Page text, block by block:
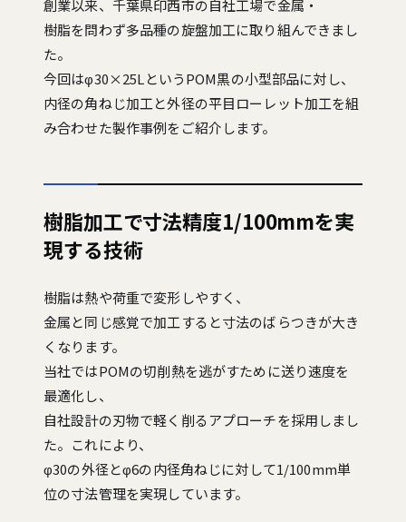
創業以来、千葉県印西市の自社工場で金属・
樹脂を問わず多品種の旋盤加工に取り組んできまし
た。
今回はφ30×25LというPOM黒の小型部品に対し、
内径の角ねじ加工と外径の平目ローレット加工を組
み合わせた製作事例をご紹介します。
樹脂加工で寸法精度1/100mmを実
現する技術
樹脂は熱や荷重で変形しやすく、
金属と同じ感覚で加工すると寸法のばらつきが大き
くなります。
当社ではPOMの切削熱を逃がすために送り速度を
最適化し、
自社設計の刃物で軽く削るアプローチを採用しまし
た。これにより、
φ30の外径とφ6の内径角ねじに対して1/100mm単
位の寸法管理を実現しています。